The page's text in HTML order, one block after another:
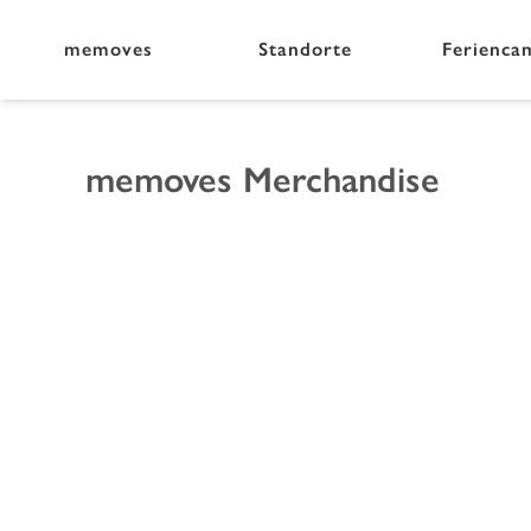
memoves Standorte
memoves Merchandise